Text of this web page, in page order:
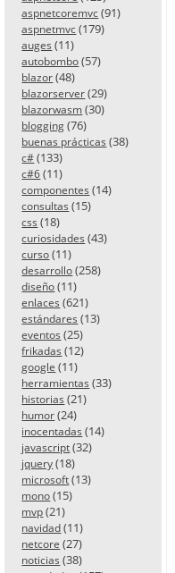
aspnetcoremvc (91)
aspnetmvc (179)
auges (11)
autobombo (57)
blazor (48)
blazorserver (29)
blazorwasm (30)
blogging (76)
buenas prácticas (38)
c# (133)
c#6 (11)
componentes (14)
consultas (15)
css (18)
curiosidades (43)
curso (11)
desarrollo (258)
diseño (11)
enlaces (621)
estándares (13)
eventos (25)
frikadas (12)
google (11)
herramientas (33)
historias (21)
humor (24)
inocentadas (14)
javascript (32)
jquery (18)
microsoft (13)
mono (15)
mvp (21)
navidad (11)
netcore (27)
noticias (38)